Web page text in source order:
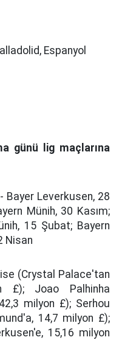
Espanyol
günü lig maçlarına
Bayer Leverkusen, 28
Münih, 30 Kasım;
15 Şubat; Bayern
Nisan
(Crystal Palace'tan
£); Joao Palhinha
milyon £); Serhou
14,7 milyon £);
15,16 milyon